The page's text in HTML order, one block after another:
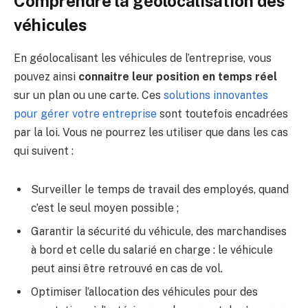
véhicules
En géolocalisant les véhicules de l’entreprise, vous
pouvez ainsi connaitre leur position en temps réel
sur un plan ou une carte. Ces solutions innovantes
pour gérer votre entreprise sont toutefois encadrées
par la loi. Vous ne pourrez les utiliser que dans les cas
qui suivent :
Surveiller le temps de travail des employés, quand
c’est le seul moyen possible ;
Garantir la sécurité du véhicule, des marchandises
à bord et celle du salarié en charge : le véhicule
peut ainsi être retrouvé en cas de vol.
Optimiser l’allocation des véhicules pour des